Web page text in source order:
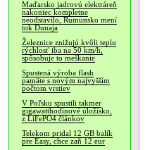
Maďarsko jadrovú elektráreň
nakoniec kompletne
neodstavilo, Rumunsko mení
tok Dunaja
Železnice znižujú kvôli teplu
rýchlosť iba na 50 km/h,
spôsobuje to meškanie
Spustená výroba flash
pamäte s novým najvyšším
počtom vrstiev
V Poľsku spustili takmer
gigawatthodinové úložisko,
z LiFePO4 článkov
Telekom pridal 12 GB balík
pre Easy, chce zaň 12 eur